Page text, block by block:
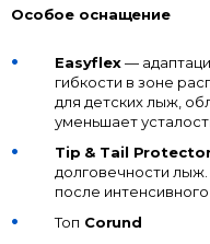
Особое оснащение
Easyflex—
гибкости в зоне
для детских лыж,
уменьшает
Tip & Tail
долговечности
после
Топ Corund